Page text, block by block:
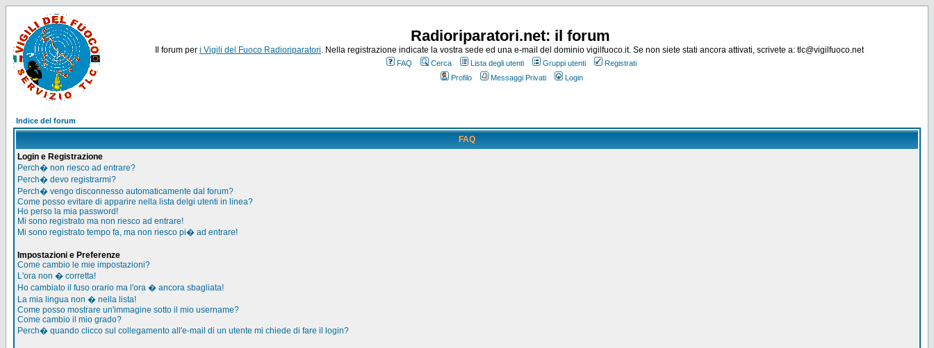
Radioriparatori.net: il forum
Il forum per i Vigili del Fuoco Radioriparatori. Nella registrazione indicate la vostra sede ed una e-mail del dominio vigilfuoco.it. Se non siete stati ancora attivati, scrivete a: tlc@vigilfuoco.net
FAQ Cerca Lista degli utenti Gruppi utenti
Registrati
Profilo
Messaggi Privati Login
Indice del forum
FAQ
Login e Registrazione
Perch� non riesco ad entrare?
Perch� devo registrarmi?
Perch� vengo disconnesso automaticamente dal forum?
Come posso evitare di apparire nella lista delgi utenti in linea?
Ho perso la mia password!
Mi sono registrato ma non riesco ad entrare!
Mi sono registrato tempo fa, ma non riesco pi� ad entrare!
Impostazioni e Preferenze
Come cambio le mie impostazioni?
L'ora non � corretta!
Ho cambiato il fuso orario ma l'ora � ancora sbagliata!
La mia lingua non � nella lista!
Come posso mostrare un'immagine sotto il mio username?
Come cambio il mio grado?
Perch� quando clicco sul collegamento all'e-mail di un utente mi chiede di fare il login?